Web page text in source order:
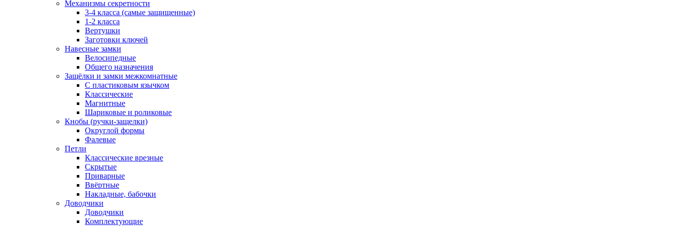
Механизмы секретности
3-4 класса (самые защищенные)
1-2 класса
Вертушки
Заготовки ключей
Навесные замки
Велосипедные
Общего назначения
Защёлки и замки межкомнатные
С пластиковым язычком
Классические
Магнитные
Шариковые и роликовые
Кнобы (ручки-защелки)
Округлой формы
Фалевые
Петли
Классические врезные
Скрытые
Приварные
Ввёртные
Накладные, бабочки
Доводчики
Доводчики
Комплектующие